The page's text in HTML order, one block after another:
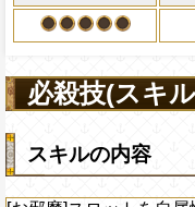
必殺技(スキ
スキルの内容